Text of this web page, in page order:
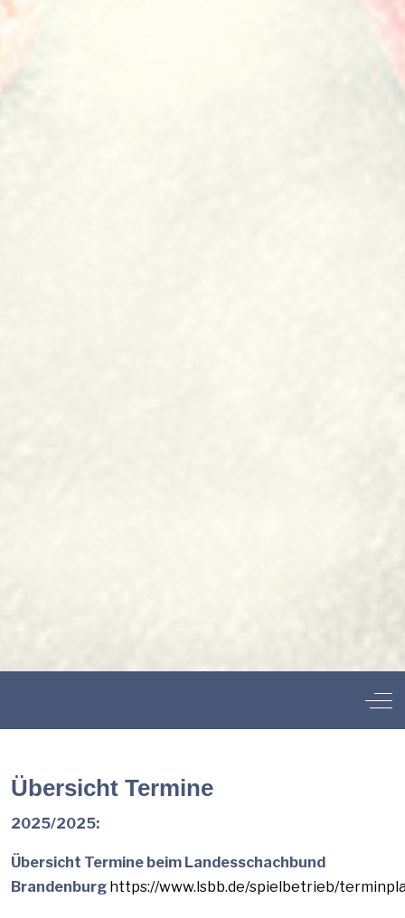
Übersicht Termine
2025/2025:
Übersicht Termine beim Landesschachbund
Brandenburg https://www.lsbb.de/spielbetrieb/